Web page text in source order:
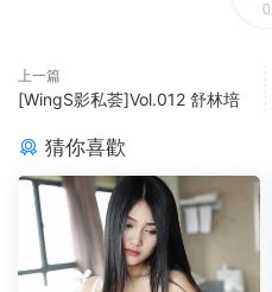
0
上一篇
[WingS影私荟]Vol.012 舒林培
猜你喜歡